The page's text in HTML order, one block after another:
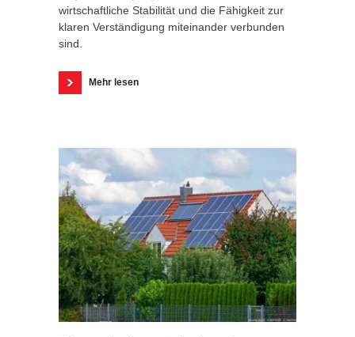
wirtschaftliche Stabilität und die Fähigkeit zur
klaren Verständigung miteinander verbunden
sind.
Mehr lesen